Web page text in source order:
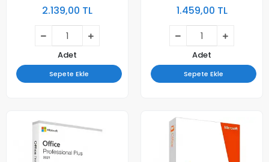
2.139,00 TL
Adet
Sepete Ekle
1.459,00 TL
Adet
Sepete Ekle